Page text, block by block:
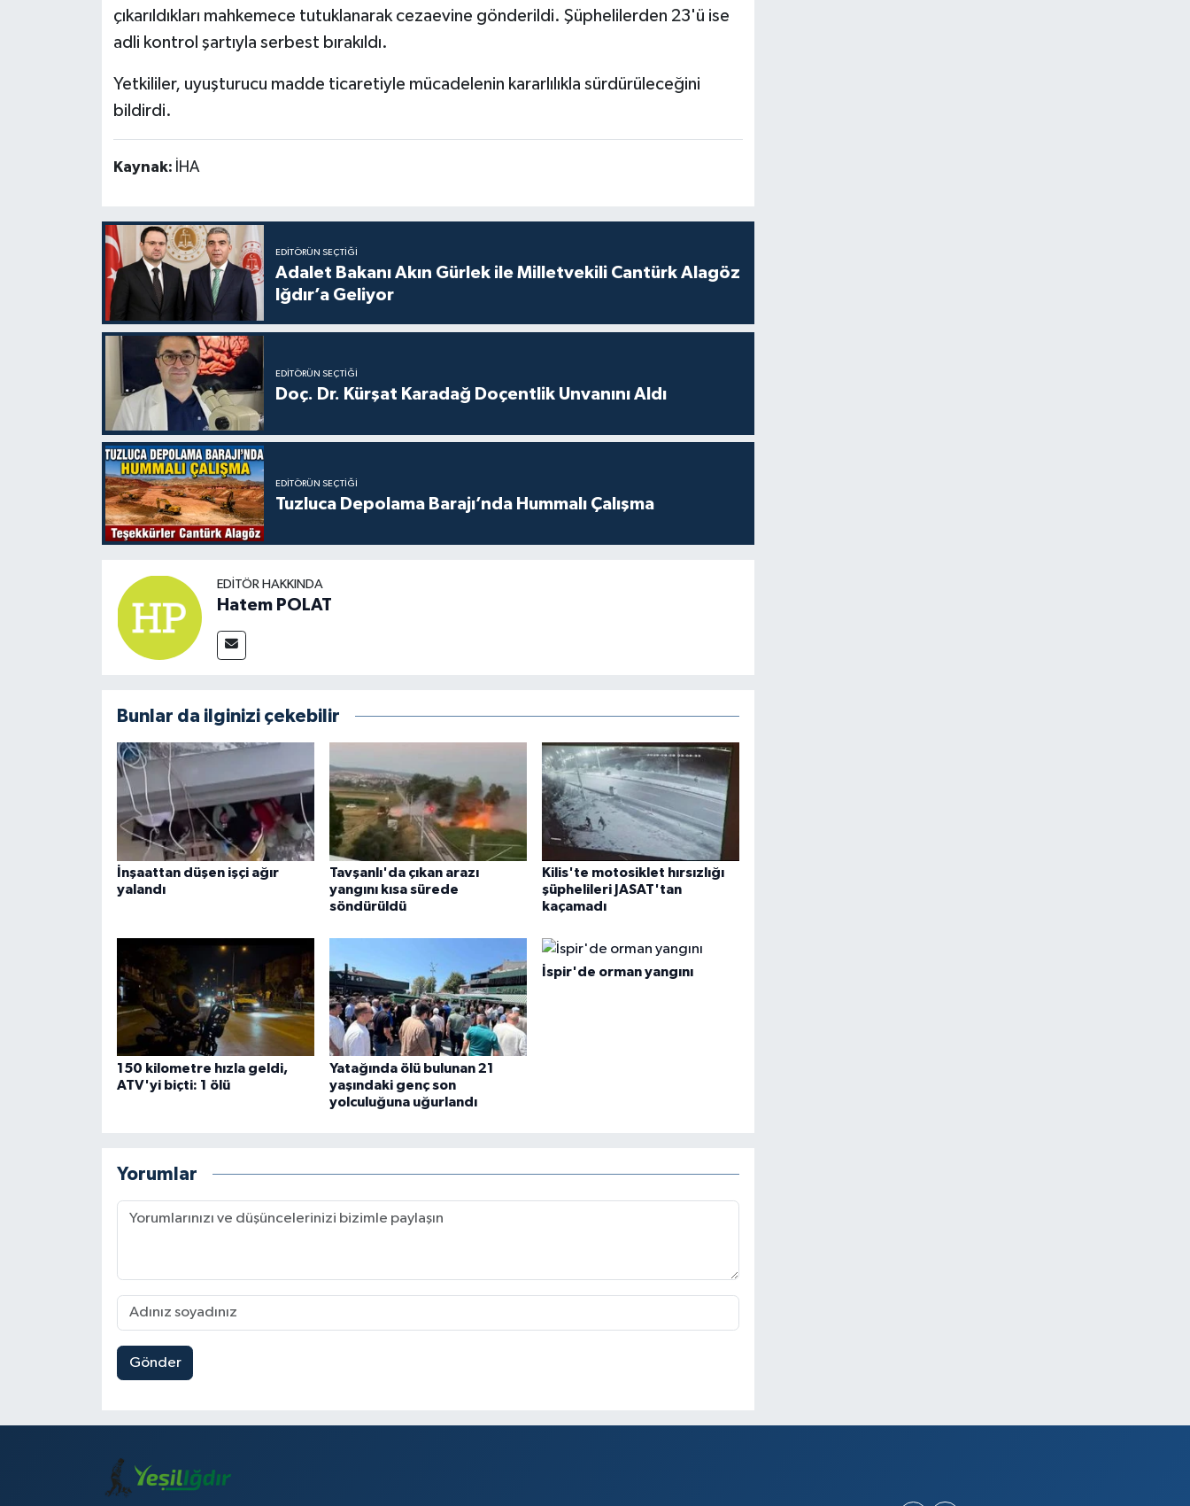
çıkarıldıkları mahkemece tutuklanarak cezaevine gönderildi. Şüphelilerden 23'ü ise
adli kontrol şartıyla serbest bırakıldı.
Yetkililer, uyuşturucu madde ticaretiyle mücadelenin kararlılıkla sürdürüleceğini
bildirdi.
Kaynak: İHA
EDITÖRÜN SEÇTIĞI
Adalet Bakanı Akın Gürlek ile Milletvekili Cantürk Alagöz
Iğdır’a Geliyor
EDITÖRÜN SEÇTIĞI
Doç. Dr. Kürşat Karadağ Doçentlik Unvanını Aldı
EDITÖRÜN SEÇTIĞI
Tuzluca Depolama Barajı’nda Hummalı Çalışma
EDITÖR HAKKINDA
Hatem POLAT
Bunlar da ilginizi çekebilir
İnşaattan düşen işçi ağır
yalandı
Tavşanlı'da çıkan arazı
yangını kısa sürede
söndürüldü
Kilis'te motosiklet hırsızlığı
şüphelileri JASAT'tan
kaçamadı
150 kilometre hızla geldi,
ATV'yi biçti: 1 ölü
Yatağında ölü bulunan 21
yaşındaki genç son
yolculuğuna uğurlandı
İspir'de orman yangını
Yorumlar
Gönder